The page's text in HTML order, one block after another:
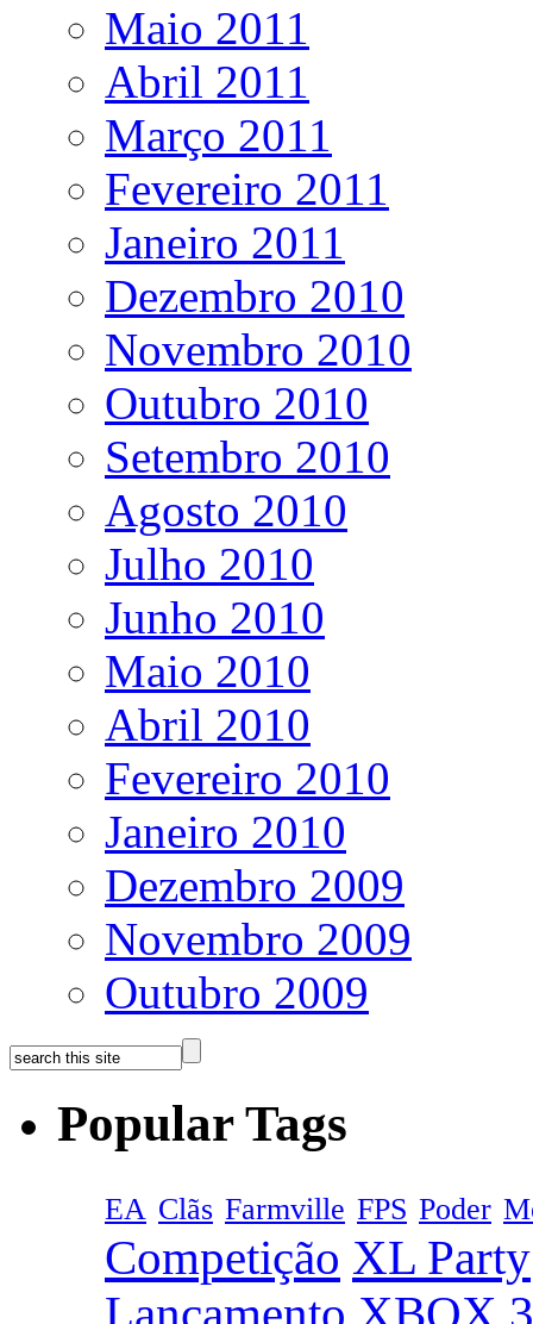
Maio 2011
Abril 2011
Março 2011
Fevereiro 2011
Janeiro 2011
Dezembro 2010
Novembro 2010
Outubro 2010
Setembro 2010
Agosto 2010
Julho 2010
Junho 2010
Maio 2010
Abril 2010
Fevereiro 2010
Janeiro 2010
Dezembro 2009
Novembro 2009
Outubro 2009
Popular Tags
EA Clãs Farmville FPS Poder
Competição XL Party